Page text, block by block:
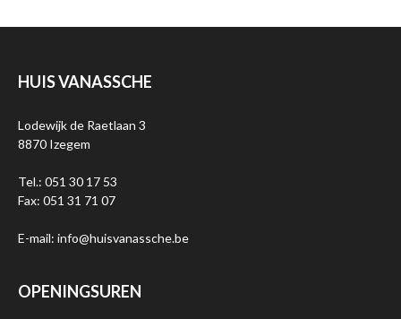
HUIS VANASSCHE
Lodewijk de Raetlaan 3
8870 Izegem
Tel.: 051 30 17 53
Fax: 051 31 71 07
E-mail: info@huisvanassche.be
OPENINGSUREN